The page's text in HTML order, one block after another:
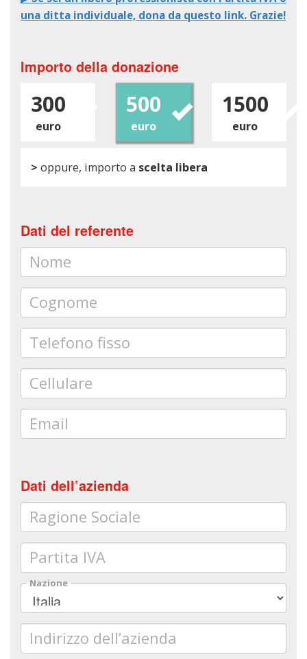
una ditta individuale, dona da questo link. Grazie!
Importo della donazione
300
euro
500
euro
1500
euro
> oppure, importo a scelta libera
Dati del referente
Nome
Cognome
Telefono fisso
Cellulare
Email
Dati dell’azienda
Ragione Sociale
Partita IVA
Nazione
Indirizzo dell’azienda